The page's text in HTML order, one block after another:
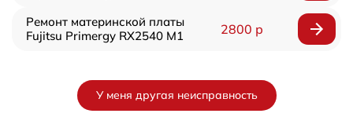
Ремонт материнской платы
Fujitsu Primergy RX2540 M1
2800 р
У меня другая неисправность